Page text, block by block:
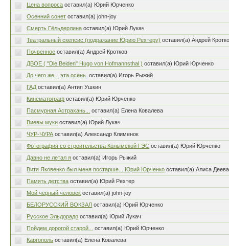
Цена вопроса оставил(а) Юрий Юрченко
Осенний сонет оставил(а) john-joy
Смерть Гёльдерлина оставил(а) Юрий Лукач
Театральный скепсис (подражание Юрию Рехтеру) оставил(а) Андрей
Почвенное оставил(а) Андрей Кротков
ДВОЕ ( "Die Beiden" Hugo von Hofmannsthal ) оставил(а) Юрий Юрченко
До чего же... эта осень. оставил(а) Игорь Рыжий
ГАД оставил(а) Антип Ушкин
Кинематограф оставил(а) Юрий Юрченко
Пасмурная Астрахань...
оставил(а) Елена Ковалева
Виевы муки оставил(а) Юрий Лукач
ЧУР-ЧУРА оставил(а) Александр Клименок
Фотография со строительства Колымской ГЭС оставил(а) Юрий Юрченко
Давно не летал я оставил(а) Игорь Рыжий
Витя Яковенко был меня постарше... Юрий Юрченко оставил(а) Алиса Деева
Память детства оставил(а) Юрий Рехтер
Мой чёрный человек оставил(а) john-joy
БЕЛОРУССКИЙ ВОКЗАЛ оставил(а) Юрий Юрченко
Русское Эльдорадо оставил(а) Юрий Лукач
Пойдем дорогой старой...
оставил(а) Юрий Юрченко
Каргополь оставил(а) Елена Ковалева